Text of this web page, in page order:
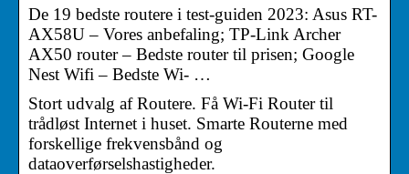
De 19 bedste routere i test-guiden 2023: Asus RT-
AX58U – Vores anbefaling; TP-Link Archer
AX50 router – Bedste router til prisen; Google
Nest Wifi – Bedste Wi- …
Stort udvalg af Routere. Få Wi-Fi Router til
trådløst Internet i huset. Smarte Routerne med
forskellige frekvensbånd og
dataoverførselshastigheder.